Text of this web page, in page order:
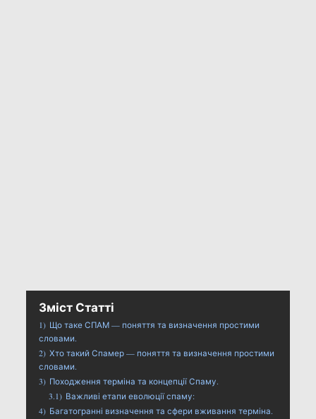
Зміст Статті
1) Що таке СПАМ — поняття та визначення простими
словами.
2) Хто такий Спамер — поняття та визначення простими
словами.
3) Походження терміна та концепції Спаму.
3.1) Важливі етапи еволюції спаму:
4) Багатогранні визначення та сфери вживання терміна.